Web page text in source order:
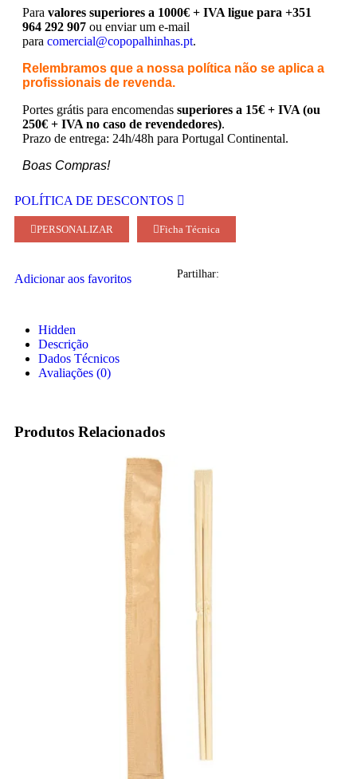
Para valores superiores a 1000€ + IVA ligue para +351
964 292 907 ou enviar um e-mail
para comercial@copopalhinhas.pt.
Relembramos que a nossa política não se aplica a
profissionais de revenda.
Portes grátis para encomendas superiores a 15€ + IVA (ou
250€ + IVA no caso de revendedores).
Prazo de entrega: 24h/48h para Portugal Continental.
Boas Compras!
POLÍTICA DE DESCONTOS
PERSONALIZAR Ficha Técnica
Adicionar aos favoritos Partilhar:
Hidden
Descrição
Dados Técnicos
Avaliações (0)
Produtos Relacionados